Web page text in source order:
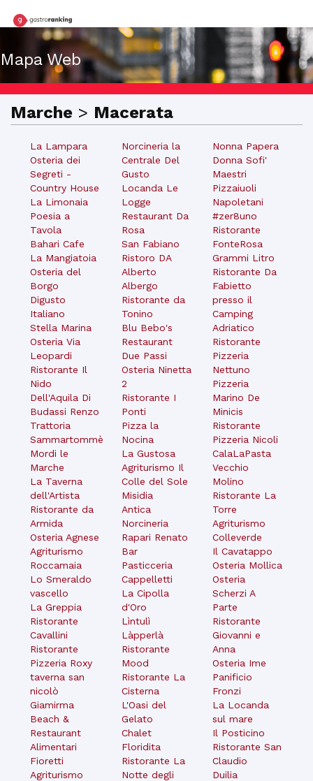
Mapa Web
Marche > Macerata
La Lampara
Osteria dei
Segreti -
Country House
La Limonaia
Poesia a
Tavola
Bahari Cafe
La Mangiatoia
Osteria del
Borgo
Digusto
Italiano
Stella Marina
Osteria Via
Leopardi
Ristorante Il
Nido
Dell'Aquila Di
Budassi Renzo
Trattoria
Sammartommè
Mordi le
Marche
La Taverna
dell'Artista
Ristorante da
Armida
Osteria Agnese
Agriturismo
Roccamaia
Lo Smeraldo
vascello
La Greppia
Ristorante
Cavallini
Ristorante
Pizzeria Roxy
taverna san
nicolò
Giamirma
Beach &
Restaurant
Alimentari
Fioretti
Agriturismo
Norcineria la
Centrale Del
Gusto
Locanda Le
Logge
Restaurant Da
Rosa
San Fabiano
Ristoro DA
Alberto
Albergo
Ristorante da
Tonino
Blu Bebo's
Restaurant
Due Passi
Osteria Ninetta
2
Ristorante I
Ponti
Pizza la
Nocina
La Gustosa
Agriturismo Il
Colle del Sole
Misidia
Antica
Norcineria
Rapari Renato
Bar
Pasticceria
Cappelletti
La Cipolla
d'Oro
Lìntulì
Làpperlà
Ristorante
Mood
Ristorante La
Cisterna
L'Oasi del
Gelato
Chalet
Floridita
Ristorante La
Notte degli
Nonna Papera
Donna Sofi'
Maestri
Pizzaiuoli
Napoletani
#zer8uno
Ristorante
FonteRosa
Grammi Litro
Ristorante Da
Fabietto
presso il
Camping
Adriatico
Ristorante
Pizzeria
Nettuno
Pizzeria
Marino De
Minicis
Ristorante
Pizzeria Nicoli
CalaLaPasta
Vecchio
Molino
Ristorante La
Torre
Agriturismo
Colleverde
Il Cavatappo
Osteria Mollica
Osteria
Scherzi A
Parte
Ristorante
Giovanni e
Anna
Osteria Ime
Panificio
Fronzi
La Locanda
sul mare
Il Posticino
Ristorante San
Claudio
Duilia